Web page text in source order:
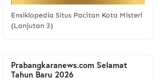
Ensiklopedia Situs Pacitan Kota Misteri
(Lanjutan 3)
Prabangkaranews.com Selamat
Tahun Baru 2026